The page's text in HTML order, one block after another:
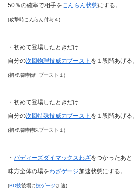
50％の確率で相手を こんらん状態にする。
(攻撃時こんらん付与４)
・初めて登場したときだけ
自分の次回物理技威力ブースト を１段階あげる。
(初登場時物理ブースト１)
・初めて登場したときだけ
自分の次回特殊技威力ブースト を１段階あげる。
(初登場時特殊ブースト１)
・ バディーズダイマックスわざをつかったあと
味方全体の場をわざゲージ加速状態にする。
(BD技後場に技ゲージ加速)